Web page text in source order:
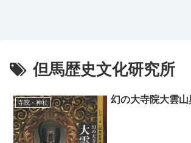
但馬歴史文化研究所
寺院・神社 幻の大寺院大雲